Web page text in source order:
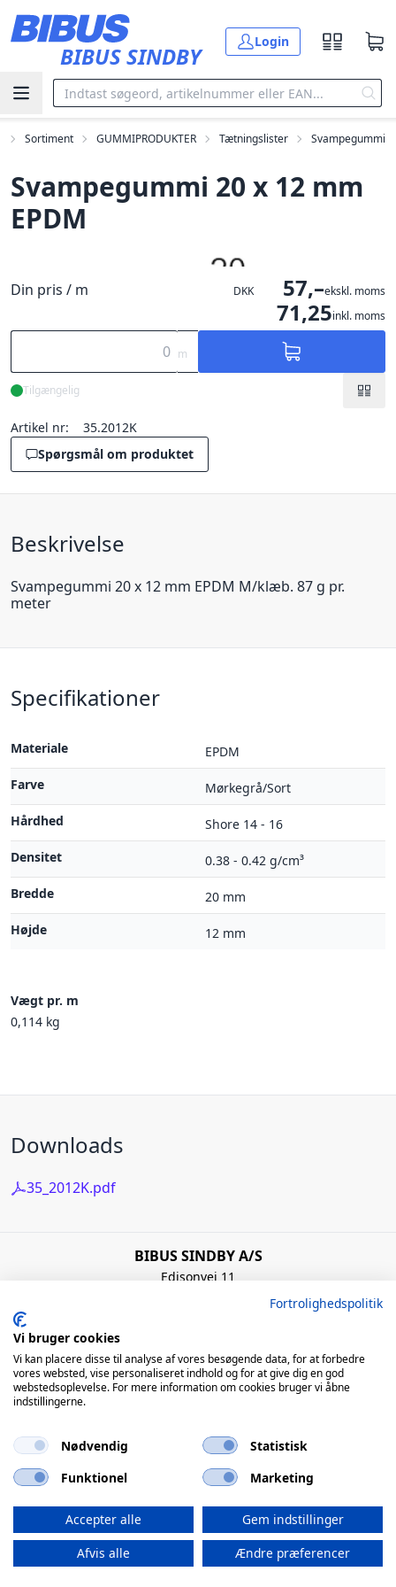
BIBUS SINDBY
Login
Sortiment GUMMIPRODUKTER Tætningslister Svampegummi
Svampegummi 20 x 12 mm
EPDM
Din pris / m DKK 57,–ekskl. moms
71,25inkl. moms
m
Tilgængelig
Artikel nr:
35.2012K
Spørgsmål om produktet
Beskrivelse
Svampegummi 20 x 12 mm EPDM M/klæb. 87 g pr.
meter
Specifikationer
Materiale
EPDM
Farve
Mørkegrå/Sort
Hårdhed
Shore 14 - 16
Densitet
0.38 - 0.42 g/cm³
Bredde
20 mm
Højde
12 mm
Vægt pr. m
0,114 kg
Downloads
35_2012K.pdf
BIBUS SINDBY A/S
Edisonvej 11
Åbningstider
Man – Tors: 8:00 – 16:00 / Fre: 8:00 – 15:00
QUICK LINKS
© 2026 BIBUS, all rights reserved
powered by polynorm
Handelsbetingelser
Privatlivspolitik Cookiepolitik
Fortrolighedspolitik
Vi bruger cookies
Vi kan placere disse til analyse af vores besøgende data, for at forbedre
vores websted, vise personaliseret indhold og for at give dig en god
webstedsoplevelse. For mere information om cookies bruger vi åbne
indstillingerne.
Nødvendig
Statistisk
Funktionel
Marketing
Accepter alle
Gem indstillinger
Afvis alle
Ændre præferencer